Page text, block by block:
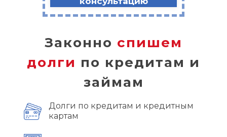
Долги по кредитам и кредитным
картам
Законно спишем
долги по кредитам и
займам